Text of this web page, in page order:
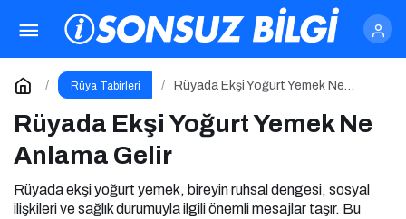
Rüya Tabirleri
Rüyada Ekşi Yoğurt Yemek Ne
Rüyada Ekşi Yoğurt Yemek Ne
Anlama Gelir
Rüyada ekşi yoğurt yemek, bireyin ruhsal dengesi, sosyal
ilişkileri ve sağlık durumuyla ilgili önemli mesajlar taşır. Bu
Rüyada Ekşi Yoğurt Yemek Ne Anlama Gelir
Yorum Yap